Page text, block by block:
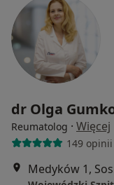
dr Olga
Reumatolog · Więcej
149 opinii
Medyków 1,